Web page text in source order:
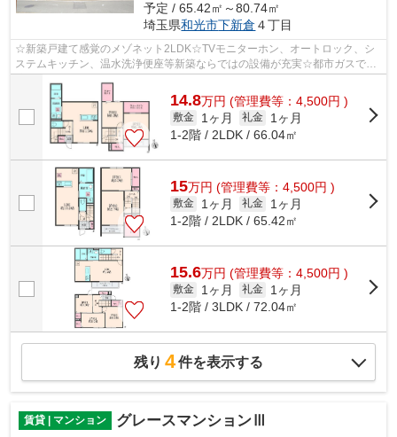
予定 / 65.42㎡～80.74㎡
埼玉県和光市下新倉 ４丁目
☆新築戸建て感覚のメゾネット2LDK☆TVモニターホン、オートロック、シ
ステムキッチン、温水洗浄便座等新築ならではの設備が充実☆都市ガスで経
14.8万円 (管理費等：4,500円 )
敷金 1ヶ月 礼金
1ヶ月
1-2階 / 2LDK / 66.04㎡
15万円 (管理費等：4,500円 )
敷金 1ヶ月 礼金
1ヶ月
1-2階 / 2LDK / 65.42㎡
15.6万円 (管理費等：4,500円 )
敷金 1ヶ月 礼金
1ヶ月
1-2階 / 3LDK / 72.04㎡
残り 4件を表示する
賃貸 | マンション グレースマンションⅢ